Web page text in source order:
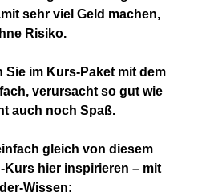
sehr viel Geld machen,
Risiko.
Sie im Kurs-Paket mit dem
verursacht so gut wie
auch noch Spaß.
gleich von diesem
hier inspirieren – mit
Wissen: